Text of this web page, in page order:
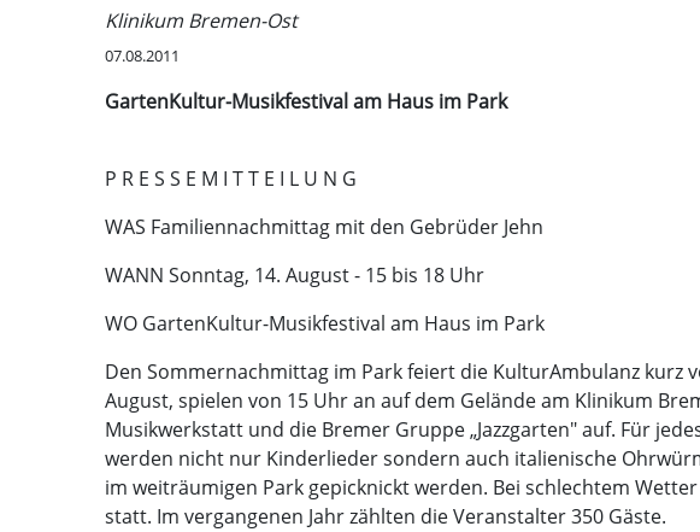
Klinikum Bremen-Ost
07.08.2011
GartenKultur-Musikfestival am Haus im Park
P R E S S E M I T T E I L U N G
WAS Familiennachmittag mit den Gebrüder Jehn
WANN Sonntag, 14. August - 15 bis 18 Uhr
WO GartenKultur-Musikfestival am Haus im Park
Den Sommernachmittag im Park feiert die KulturAmbulanz kurz
August, spielen von 15 Uhr an auf dem Gelände am Klinikum
Musikwerkstatt und die Bremer Gruppe „Jazzgarten" auf. Für
werden nicht nur Kinderlieder sondern auch italienische
im weiträumigen Park gepicknickt werden. Bei schlechtem
statt. Im vergangenen Jahr zählten die Veranstalter 350 Gäste.